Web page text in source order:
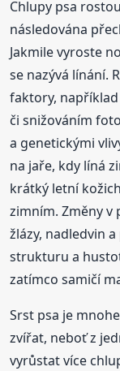
Chlupy psa
následována
Jakmile vyroste
se nazývá línání.
faktory,
či snižováním
a genetickými
na jaře, kdy líná
krátký letní
zimním. Změny
žlázy, nadledvin
strukturu a
zatímco samičí
Srst psa je
zvířat, neboť z
vyrůstat více